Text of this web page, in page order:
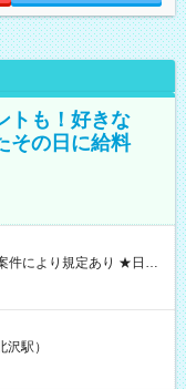
トも！好きな
その日に給料
現金GET♪ お仕事後はコ
用期間】試
駅）